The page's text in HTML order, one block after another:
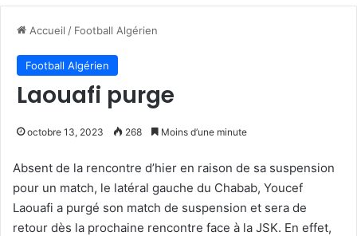
Accueil / Football Algérien
Football Algérien
Laouafi purge
octobre 13, 2023 268 Moins d’une minute
Absent de la rencontre d’hier en raison de sa suspension
pour un match, le latéral gauche du Chabab, Youcef
Laouafi a purgé son match de suspension et sera de
retour dès la prochaine rencontre face à la JSK. En effet,